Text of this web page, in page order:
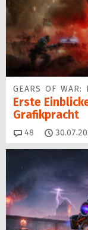
GEARS OF WAR:
Erste
Grafikpracht
48 Kommentare